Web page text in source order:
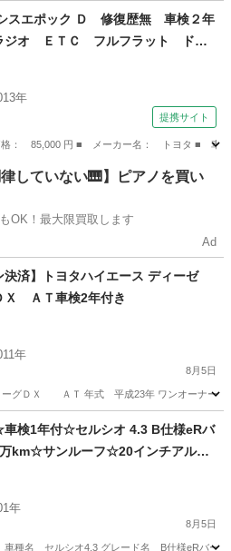
エンジン
スエポック Ｄ 修復歴無 車検２年
オ ＥＴＣ フルフラット ドア
トレベライザー アルミホイー
イミングチェーン式 フロアマッ
（なし）
年
提携サイト
格： 85,000 円 ■ メーカー名： トヨタ ■
律していない🎹】ピアノを買い
OK！最大限買取します
Ad
決済】トヨタハイエース ディーゼ
ＡＴ車検2年付き
年
8月5日
グＤＸ ＡＴ 年式 平成23年 ワンオーナー車 走
ハイエース トヨタハイエース
検1年付☆セルシオ 4.3 B仕様eRバ
km☆サンルーフ☆20インチアル
ン☆シートヒーター、パワーシート
年
8月5日
車種名 セルシオ4.3 グレード名 B仕様eRバ